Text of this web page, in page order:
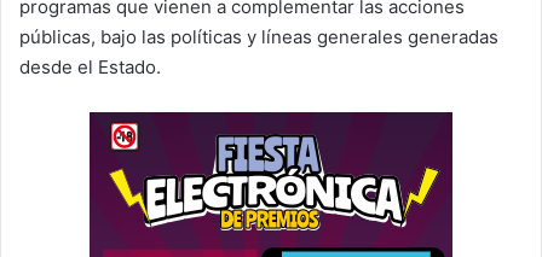
programas que vienen a complementar las acciones
públicas, bajo las políticas y líneas generales generadas
desde el Estado.